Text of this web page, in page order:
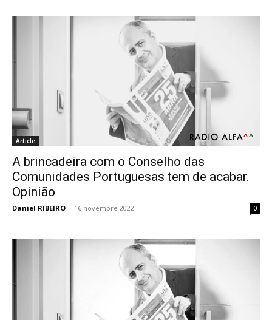
Article
A brincadeira com o Conselho das
Comunidades Portuguesas tem de acabar.
Opinião
Daniel RIBEIRO - 16 novembre 2022 0